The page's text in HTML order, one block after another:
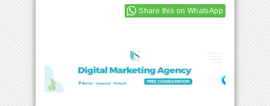
Share this on WhatsApp